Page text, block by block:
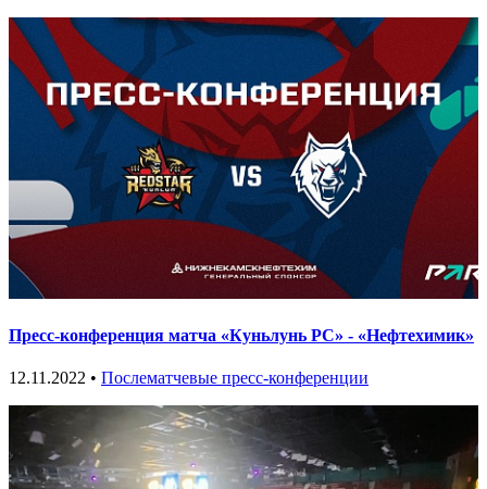
Пресс-конференция матча «Куньлунь РС» - «Нефтехимик»
12.11.2022 • Послематчевые пресс-конференции